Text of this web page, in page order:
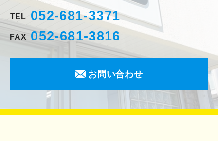
TEL 052-681-3371
FAX 052-681-3816
お問い合わせ